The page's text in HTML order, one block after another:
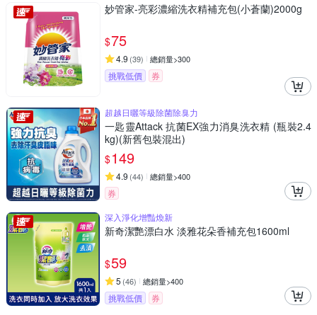
妙管家-亮彩濃縮洗衣精補充包(小蒼蘭)2000g
$75
4.9 (39) 總銷量>300
挑戰低價 券
超越日曬等級除菌除臭力
一匙靈Attack 抗菌EX強力消臭洗衣精 (瓶裝2.4
kg)(新舊包裝混出)
$149
4.9 (44) 總銷量>400
券
深入淨化增豔煥新
新奇潔艷漂白水 淡雅花朵香補充包1600ml
$59
5 (46) 總銷量>400
挑戰低價 券